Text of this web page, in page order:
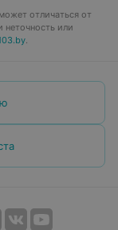
отличаться от
неточность или
.